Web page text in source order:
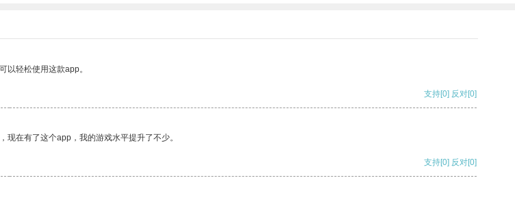
以轻松使用这款app。
支持[0] 反对[0]
在有了这个app，我的游戏水平提升了不少。
支持[0] 反对[0]